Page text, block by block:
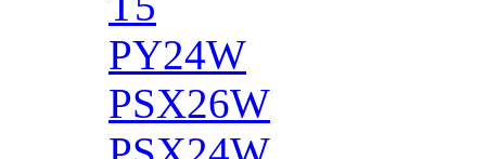
PY24W
PSX26W